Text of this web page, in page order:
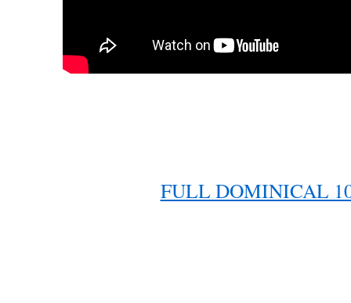
FULL DOMINICAL